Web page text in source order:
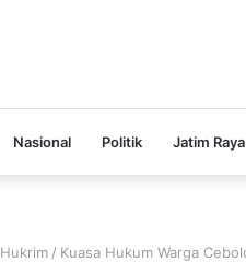
Nasional Politik Jatim Raya
Hukrim / Kuasa Hukum Warga